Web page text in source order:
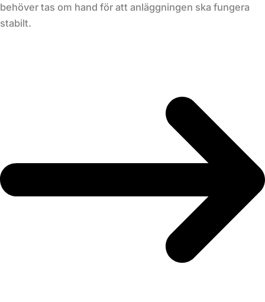
behöver tas om hand för att anläggningen ska fungera
stabilt.